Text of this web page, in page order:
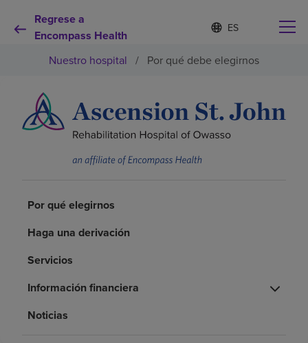
Regrese a
Encompass Health
Lista
de
contraída
d
o
e
e
Por qué debe elegirnos
Servicios de rehabilitación
Pacientes y cuidadores
Recursos de salud
Buscar un centro
Nuestro hospital / Por qué debe elegirnos
Por qué elegirnos
Haga una derivación
Servicios
Información financiera
Noticias